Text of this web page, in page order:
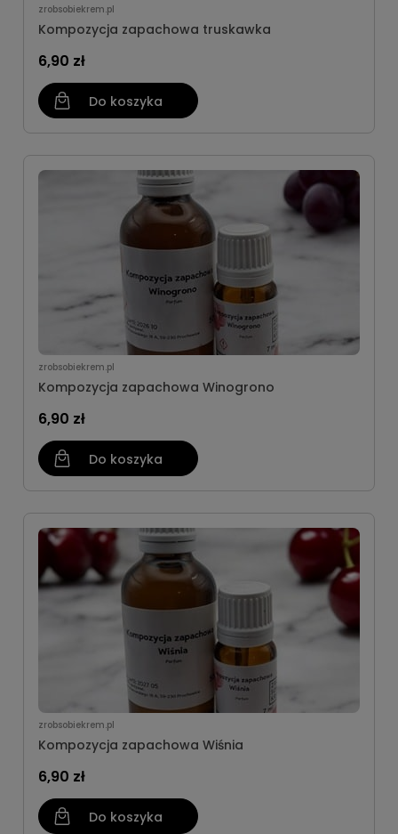
zrobsobiekrem.pl
Kompozycja zapachowa truskawka
6,90 zł
Do koszyka
zrobsobiekrem.pl
Kompozycja zapachowa Winogrono
6,90 zł
Do koszyka
zrobsobiekrem.pl
Kompozycja zapachowa Wiśnia
6,90 zł
Do koszyka